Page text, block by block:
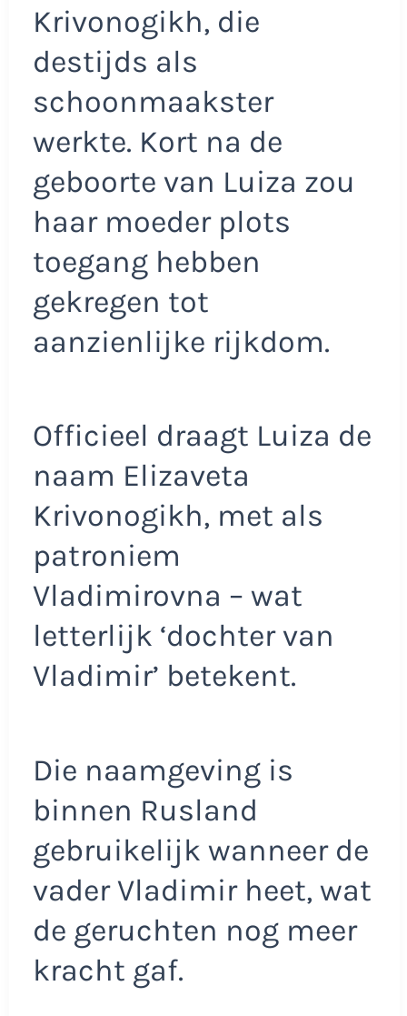
Krivonogikh, die
destijds als
schoonmaakster
werkte. Kort na de
geboorte van Luiza zou
haar moeder plots
toegang hebben
gekregen tot
aanzienlijke rijkdom.
Officieel draagt Luiza de
naam Elizaveta
Krivonogikh, met als
patroniem
Vladimirovna – wat
letterlijk ‘dochter van
Vladimir’ betekent.
Die naamgeving is
binnen Rusland
gebruikelijk wanneer de
vader Vladimir heet, wat
de geruchten nog meer
kracht gaf.